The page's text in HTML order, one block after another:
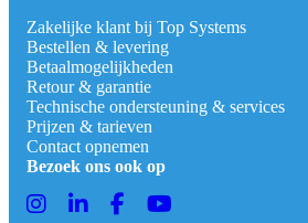
Zakelijke klant bij Top Systems
Bestellen & levering
Betaalmogelijkheden
Retour & garantie
Technische ondersteuning & services
Prijzen & tarieven
Contact opnemen
Bezoek ons ook op